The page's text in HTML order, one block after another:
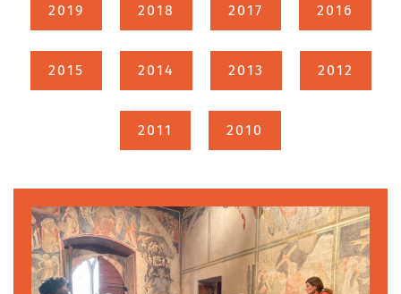
2019 2018 2017 2016
2015 2014 2013 2012
2011 2010